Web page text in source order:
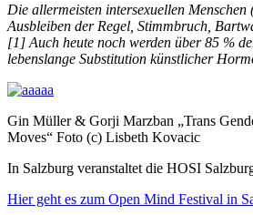
Die allermeisten intersexuellen
Ausbleiben der Regel, Stimmbruch,
[1] Auch heute noch werden über 85 %
lebenslange Substitution künstlicher
Gin Müller & Gorji Marzban „Trans
Moves“ Foto (c) Lisbeth Kovacic
In Salzburg veranstaltet die HOSI
Hier geht es zum Open Mind Festival in